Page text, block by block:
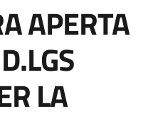
APERTA
LA